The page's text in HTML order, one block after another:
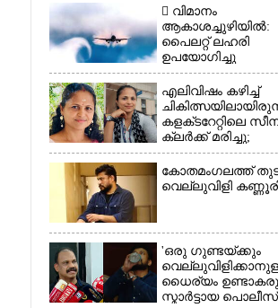
നിർദേശപ്രകാരം
 വിമാനം
ആകാശച്ചുഴിയിൽ:
പൈലറ്റ് ലഹരി
ഉപയോഗിച്ചു
എലിവിഷം കഴിച്ച്
കളക്‌ടറേറ്റിലെ
ക്ലർക്ക് മരിച്ചു;
ആത്മഹത്യ
സ്ഥലംമാറ്റത്തിൽ
മനംനൊന്തെന്ന്
കോതമംഗലത്ത്
വെല്ലുവിളി
'ഒരു ഗുണ്ടയ്ക്കും
ധൈര്യം
സ്മാർട്ടായ പൊലീസ്
×